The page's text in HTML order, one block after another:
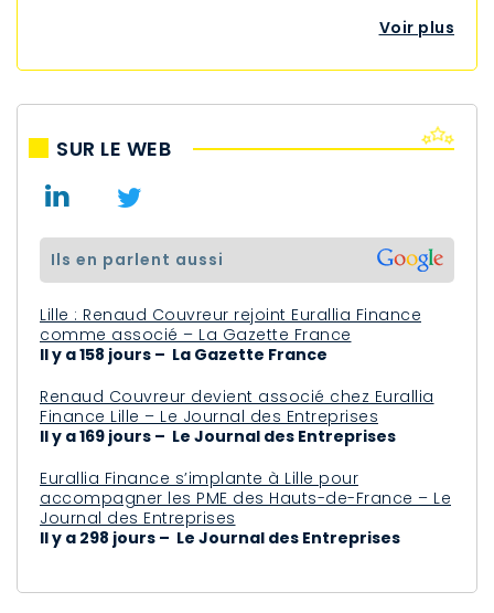
Voir plus
SUR LE WEB
ils en parlent aussi
Lille : Renaud Couvreur rejoint Eurallia Finance
comme associé – La Gazette France
Il y a 158 jours – La Gazette France
Renaud Couvreur devient associé chez Eurallia
Finance Lille – Le Journal des Entreprises
Il y a 169 jours – Le Journal des Entreprises
Eurallia Finance s’implante à Lille pour
accompagner les PME des Hauts-de-France – Le
Journal des Entreprises
Il y a 298 jours – Le Journal des Entreprises